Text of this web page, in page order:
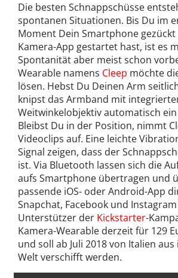
Die besten Schnappschüsse
spontanen Situationen. Bis Du im
Moment Dein Smartphone
Kamera-App gestartet hast, ist es
Spontanität aber meist schon
Wearable namens Cleep möchte
lösen. Hebst Du Deinen Arm
knipst das Armband mit
Weitwinkelobjektiv automatisch ein
Bleibst Du in der Position, nimmt
Videoclips auf. Eine leichte
Signal zeigen, dass der
ist. Via Bluetooth lassen sich die
aufs Smartphone übertragen und
passende iOS- oder Android-App
Snapchat, Facebook und
Unterstützer der Kickstarter-
Kamera-Wearable derzeit für 129
und soll ab Juli 2018 von Italien
Welt verschifft werden.